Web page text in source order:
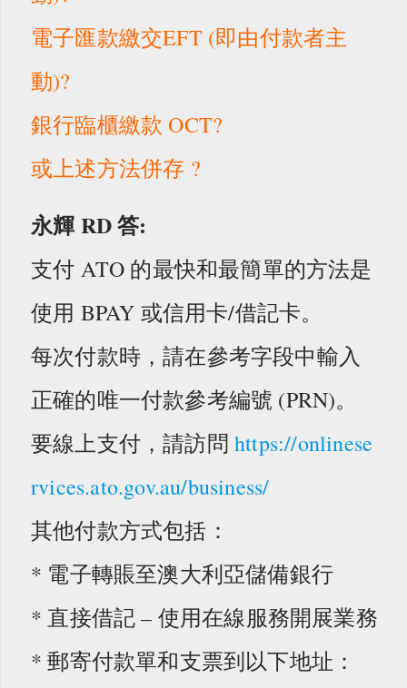
電子匯款繳交EFT (即由付款者主
動)?
銀行臨櫃繳款 OCT?
或上述方法併存 ?
永輝 RD答:
支付 ATO 的最快和最簡單的方法是
使用 BPAY 或信用卡/借記卡。
每次付款時，請在參考字段中輸入
正確的唯一付款參考編號 (PRN)。
要線上支付，請訪問 https://onlinese
rvices.ato.gov.au/business/
其他付款方式包括：
* 電子轉賬至澳大利亞儲備銀行
* 直接借記 – 使用在線服務開展業務
* 郵寄付款單和支票到以下地址：